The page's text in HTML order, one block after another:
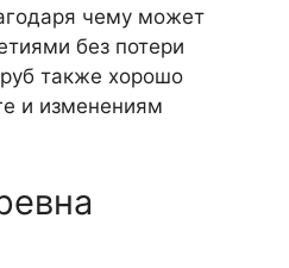
чему может
без потери
также хорошо
и изменениям